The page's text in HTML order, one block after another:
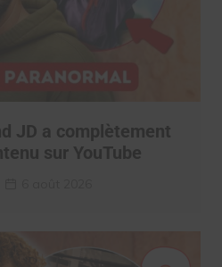
JD a complètement
sur YouTube